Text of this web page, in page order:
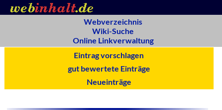
Webverzeichnis
Wiki-Suche
Online Linkverwaltung
Eintrag vorschlagen
gut bewertete Einträge
Neueinträge